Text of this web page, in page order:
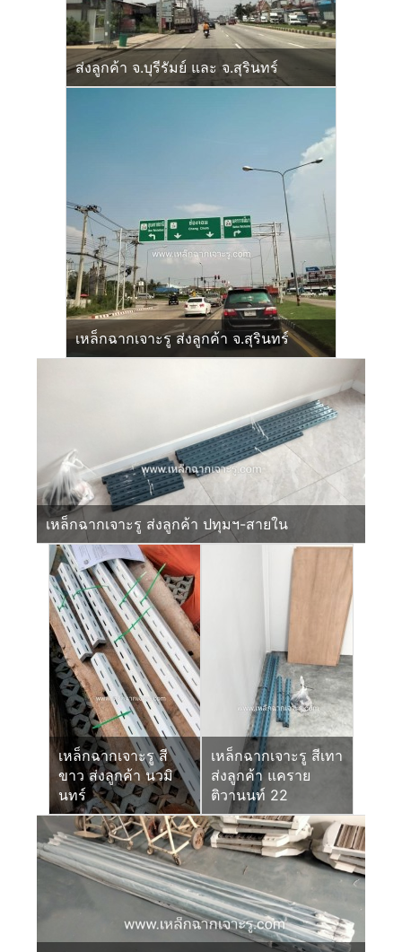
ส่งลูกค้า จ.บุรีรัมย์ และ จ.สุรินทร์
เหล็กฉากเจาะรู ส่งลูกค้า จ.สุรินทร์
เหล็กฉากเจาะรู ส่งลูกค้า ปทุมฯ-สายใน
เหล็กฉากเจาะรู สี
ขาว ส่งลูกค้า นวมิ
นทร์
เหล็กฉากเจาะรู สีเทา
ส่งลูกค้า แคราย
ติวานนท์ 22